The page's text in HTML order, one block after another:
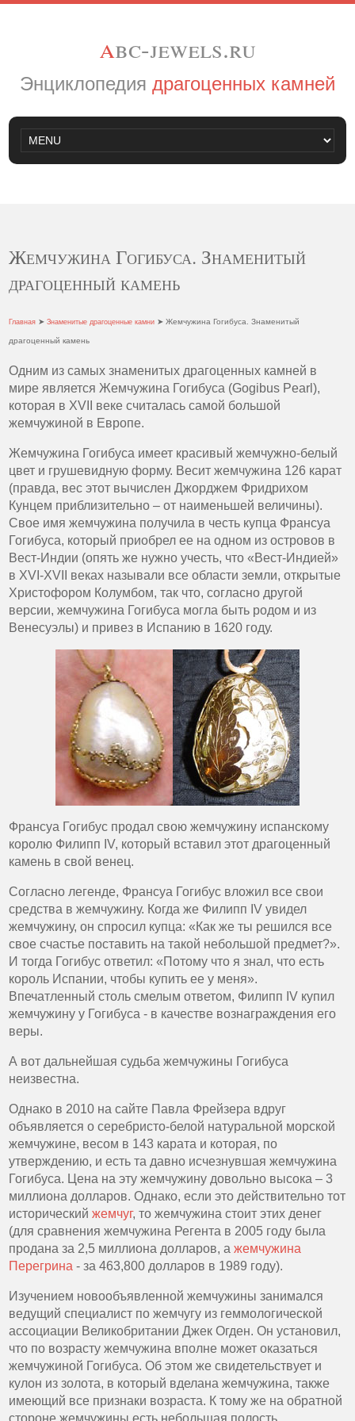
abc-jewels.ru
Энциклопедия драгоценных камней
Жемчужина Гогибуса. Знаменитый
драгоценный камень
Главная ➤Знаменитые драгоценные камни ➤ Жемчужина Гогибуса. Знаменитый
драгоценный камень
Одним из самых знаменитых драгоценных камней в
мире является Жемчужина Гогибуса (Gogibus Pearl),
которая в XVII веке считалась самой большой
жемчужиной в Европе.
Жемчужина Гогибуса имеет красивый жемчужно-белый
цвет и грушевидную форму. Весит жемчужина 126 карат
(правда, вес этот вычислен Джорджем Фридрихом
Кунцем приблизительно – от наименьшей величины).
Свое имя жемчужина получила в честь купца Франсуа
Гогибуса, который приобрел ее на одном из островов в
Вест-Индии (опять же нужно учесть, что «Вест-Индией»
в XVI-XVII веках называли все области земли, открытые
Христофором Колумбом, так что, согласно другой
версии, жемчужина Гогибуса могла быть родом и из
Венесуэлы) и привез в Испанию в 1620 году.
Франсуа Гогибус продал свою жемчужину испанскому
королю Филипп IV, который вставил этот драгоценный
камень в свой венец.
Согласно легенде, Франсуа Гогибус вложил все свои
средства в жемчужину. Когда же Филипп IV увидел
жемчужину, он спросил купца: «Как же ты решился все
свое счастье поставить на такой небольшой предмет?».
И тогда Гогибус ответил: «Потому что я знал, что есть
король Испании, чтобы купить ее у меня».
Впечатленный столь смелым ответом, Филипп IV купил
жемчужину у Гогибуса - в качестве вознаграждения его
веры.
А вот дальнейшая судьба жемчужины Гогибуса
неизвестна.
Однако в 2010 на сайте Павла Фрейзера вдруг
объявляется о серебристо-белой натуральной морской
жемчужине, весом в 143 карата и которая, по
утверждению, и есть та давно исчезнувшая жемчужина
Гогибуса. Цена на эту жемчужину довольно высока – 3
миллиона долларов. Однако, если это действительно тот
историческийжемчуг, то жемчужина стоит этих денег
(для сравнения жемчужина Регента в 2005 году была
продана за 2,5 миллиона долларов, ажемчужина
Перегрина - за 463,800 долларов в 1989 году).
Изучением новообъявленной жемчужины занимался
ведущий специалист по жемчугу из геммологической
ассоциации Великобритании Джек Огден. Он установил,
что по возрасту жемчужина вполне может оказаться
жемчужиной Гогибуса. Об этом же свидетельствует и
кулон из золота, в который вделана жемчужина, также
имеющий все признаки возраста. К тому же на обратной
стороне жемчужины есть небольшая полость,